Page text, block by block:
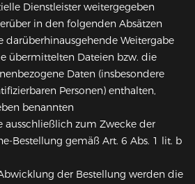
Dienstleister weitergegeben
in den folgenden Absätzen
darüberhinausgehende Weitergabe
übermittelten Dateien bzw. die
Daten (insbesondere
Personen) enthalten,
benannten
ausschließlich zum Zwecke der
Bestellung gemäß Art. 6 Abs. 1 lit. b
der Bestellung werden die